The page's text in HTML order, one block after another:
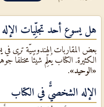
هل يسوع أحد تجلِّيات الإله
بعض المقاربات الهندوسيّة ترى في
الكثيرة. الكتاب يُعلِّم شيئًا مختلفًا
«الوحيد».
الإله الشخصيٌّ في الكتاب